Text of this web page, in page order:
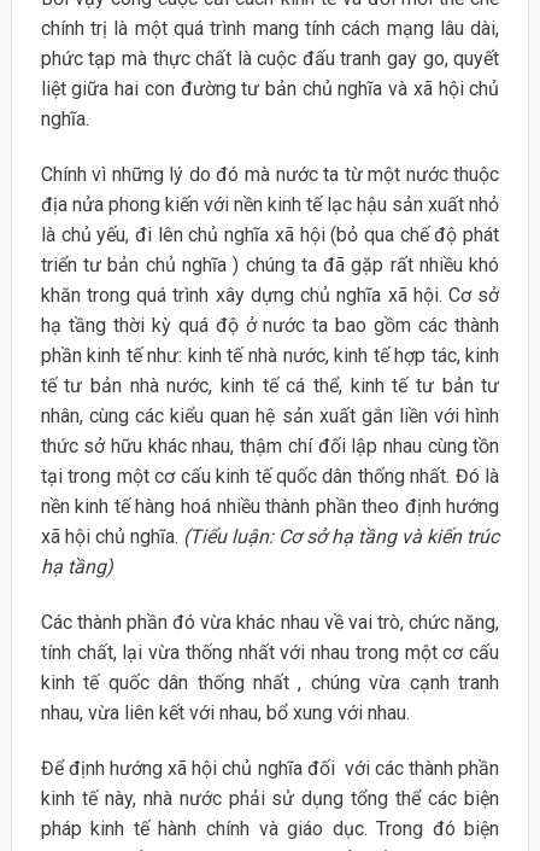
chính trị là một quá trình mang tính cách mạng lâu dài,
phức tạp mà thực chất là cuộc đấu tranh gay go, quyết
liệt giữa hai con đường tư bản chủ nghĩa và xã hội chủ
nghĩa.
Chính vì những lý do đó mà nước ta từ một nước thuộc
địa nửa phong kiến với nền kinh tế lạc hậu sản xuất nhỏ
là chủ yếu, đi lên chủ nghĩa xã hội (bỏ qua chế độ phát
triển tư bản chủ nghĩa ) chúng ta đã gặp rất nhiều khó
khăn trong quá trình xây dựng chủ nghĩa xã hội. Cơ sở
hạ tầng thời kỳ quá độ ở nước ta bao gồm các thành
phần kinh tế như: kinh tế nhà nước, kinh tế hợp tác, kinh
tế tư bản nhà nước, kinh tế cá thể, kinh tế tư bản tư
nhân, cùng các kiểu quan hệ sản xuất gắn liền với hình
thức sở hữu khác nhau, thậm chí đối lập nhau cùng tồn
tại trong một cơ cấu kinh tế quốc dân thống nhất. Đó là
nền kinh tế hàng hoá nhiều thành phần theo định hướng
xã hội chủ nghĩa. (Tiểu luận: Cơ sở hạ tầng và kiến trúc
hạ tầng)
Các thành phần đó vừa khác nhau về vai trò, chức năng,
tính chất, lại vừa thống nhất với nhau trong một cơ cấu
kinh tế quốc dân thống nhất , chúng vừa cạnh tranh
nhau, vừa liên kết với nhau, bổ xung với nhau.
Để định hướng xã hội chủ nghĩa đối với các thành phần
kinh tế này, nhà nước phải sử dụng tổng thể các biện
pháp kinh tế hành chính và giáo dục. Trong đó biện